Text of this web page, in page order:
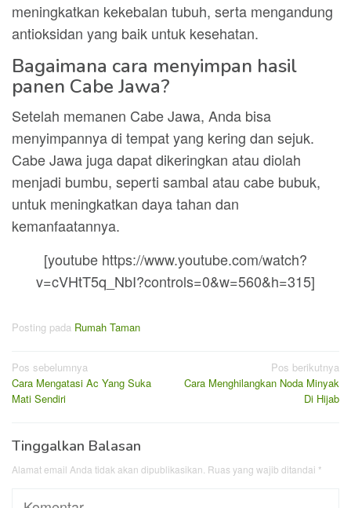
meningkatkan kekebalan tubuh, serta mengandung
antioksidan yang baik untuk kesehatan.
Bagaimana cara menyimpan hasil
panen Cabe Jawa?
Setelah memanen Cabe Jawa, Anda bisa
menyimpannya di tempat yang kering dan sejuk.
Cabe Jawa juga dapat dikeringkan atau diolah
menjadi bumbu, seperti sambal atau cabe bubuk,
untuk meningkatkan daya tahan dan
kemanfaatannya.
[youtube https://www.youtube.com/watch?
v=cVHtT5q_NbI?controls=0&w=560&h=315]
Posting pada Rumah Taman
Navigasi
pos
Pos sebelumnya
Cara Mengatasi Ac Yang Suka
Mati Sendiri
Pos berikutnya
Cara Menghilangkan Noda Minyak
Di Hijab
Tinggalkan Balasan
Alamat email Anda tidak akan dipublikasikan. Ruas yang wajib ditandai *